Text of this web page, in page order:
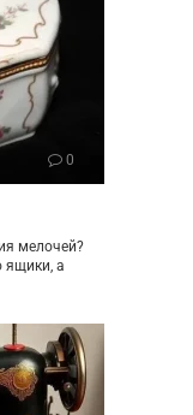
0
мелочей?
ящики, а